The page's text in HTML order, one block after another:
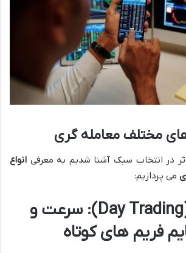
مختلف معامله گری
در انتخاب سبک آشنا شدیم به معرفی انواع
می پردازیم:
سرعت و
فریم های کوتاه